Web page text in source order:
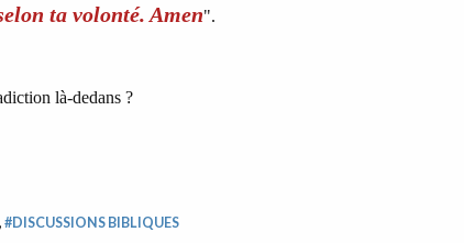
ta volonté. Amen".
là-dedans ?
, #DISCUSSIONS BIBLIQUES